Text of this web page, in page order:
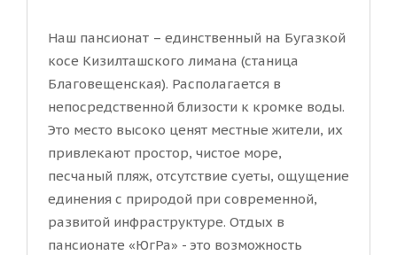
Наш пансионат – единственный на Бугазкой
косе Кизилташского лимана (станица
Благовещенская). Располагается в
непосредственной близости к кромке воды.
Это место высоко ценят местные жители, их
привлекают простор, чистое море,
песчаный пляж, отсутствие суеты, ощущение
единения с природой при современной,
развитой инфраструктуре. Отдых в
пансионате «ЮгРа» - это возможность